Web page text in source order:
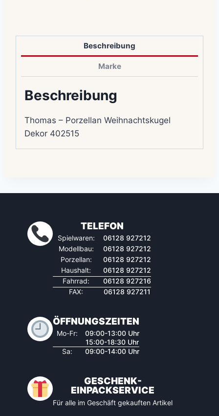
Beschreibung
Marke
Beschreibung
Thomas – Porzellan Weihnachtskugel
Dekor 402515
TELEFON
Spielwaren:
06128 927212
Modellbau:
06128 927212
Porzellan:
06128 927212
Haushalt:
06128 927212
Fahrrad:
06128 927216
FAX:
06128 927211
ÖFFNUNGSZEITEN
Mo-Fr:
09:00-13:00 Uhr
15:00-18:30 Uhr
Sa:
09:00-14:00 Uhr
GESCHENK-
EINPACKSERVICE
Für alle im Geschäft gekauften Artikel